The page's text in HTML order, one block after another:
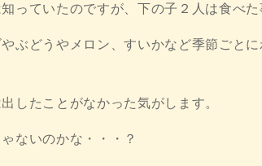
っていたのですが、下の子２人は食べた
ぶどうやメロン、すいかなど季節ごと
したことがなかった気がします。
ないのかな・・・？